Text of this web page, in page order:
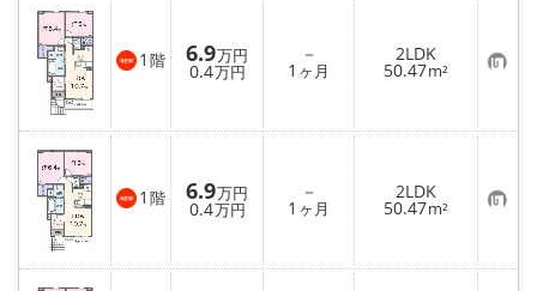
登
録
1 階 6.9万円
0.4万円
－
1 ヶ月
2LDK
50.47m² お
気
に
入
り
登
録
1 階 6.9万円
0.4万円
－
1 ヶ月
2LDK
50.47m² お
気
に
入
り